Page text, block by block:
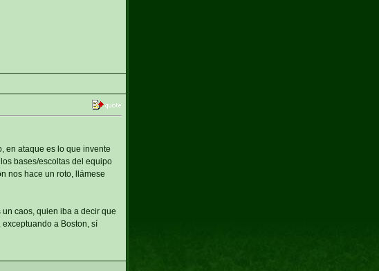
en ataque es lo que invente
bases/escoltas del equipo
nos hace un roto, llámese
caos, quien iba a decir que
a Boston, sí